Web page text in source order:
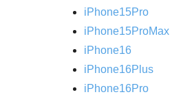
iPhone15Pro
iPhone15ProMax
iPhone16
iPhone16Plus
iPhone16Pro